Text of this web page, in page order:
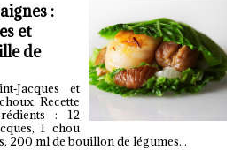
:
et
de
et
Recette
: 12
1 chou
200 ml de bouillon de légumes...